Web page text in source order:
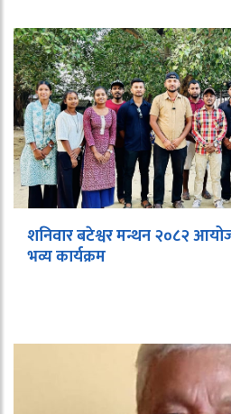
शनिवार बटेश्वर मन्थन २०८२
भव्य कार्यक्रम